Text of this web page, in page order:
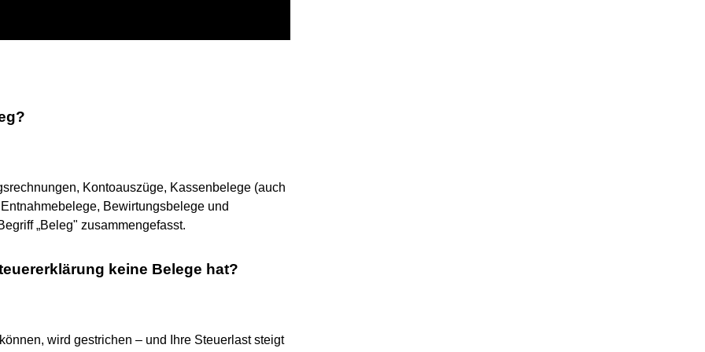
Kontoauszüge, Kassenbelege (auch
Bewirtungsbelege und
„Beleg" zusammengefasst.
keine Belege hat?
wird gestrichen – und Ihre Steuerlast steigt